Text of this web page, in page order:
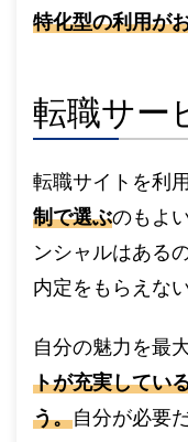
特化型の利用が
転職サー
転職サイトを利
制で選ぶのもよ
ンシャルはある
内定をもらえな
自分の魅力を最
トが充実してい
う。自分が必要